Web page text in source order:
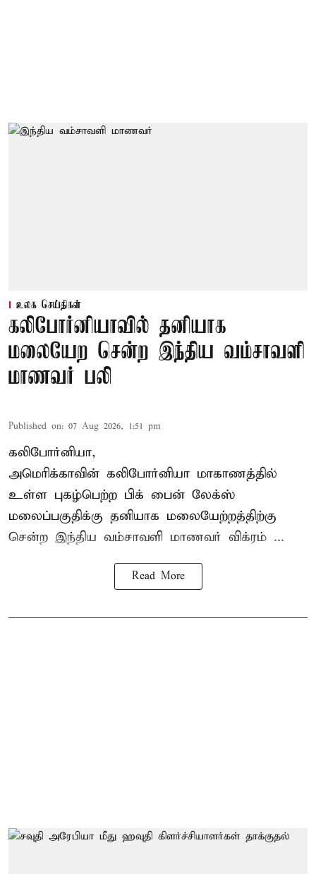
உலக செய்திகள்
கலிபோர்னியாவில் தனியாக
மலையேற சென்ற இந்திய வம்சாவளி
மாணவர் பலி
Published on: 07 Aug 2026, 1:51 pm
கலிபோர்னியா,
அமெரிக்காவின் கலிபோர்னியா மாகாணத்தில்
உள்ள புகழ்பெற்ற பிக் பைன் லேக்ஸ்
மலைப்பகுதிக்கு தனியாக மலையேற்றத்திற்கு
சென்ற இந்திய வம்சாவளி மாணவர் விக்ரம் ...
Read More